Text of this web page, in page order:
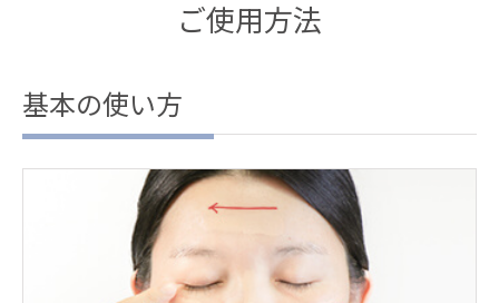
ご使用方法
基本の使い方